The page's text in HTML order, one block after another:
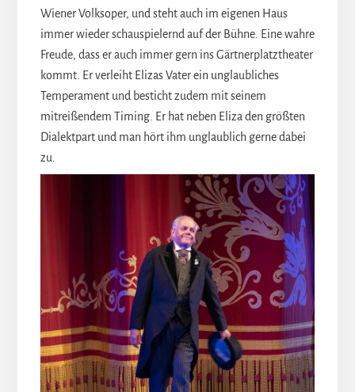
Wiener Volksoper, und steht auch im eigenen Haus
immer wieder schauspielernd auf der Bühne. Eine wahre
Freude, dass er auch immer gern ins Gärtnerplatztheater
kommt. Er verleiht Elizas Vater ein unglaubliches
Temperament und besticht zudem mit seinem
mitreißendem Timing. Er hat neben Eliza den größten
Dialektpart und man hört ihm unglaublich gerne dabei
zu.